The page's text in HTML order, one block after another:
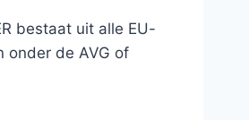
bestaat uit alle EU-
onder de AVG of